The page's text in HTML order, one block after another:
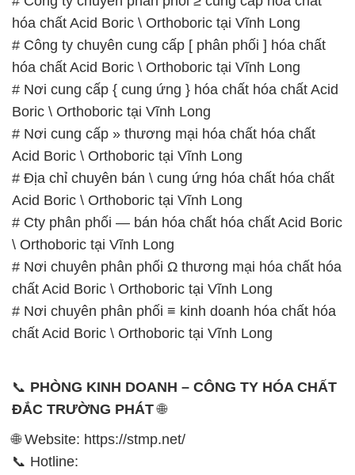
hóa chất Acid Boric \ Orthoboric tại Vĩnh Long
# Công ty chuyên cung cấp [ phân phối ] hóa chất
hóa chất Acid Boric \ Orthoboric tại Vĩnh Long
# Nơi cung cấp { cung ứng } hóa chất hóa chất Acid
Boric \ Orthoboric tại Vĩnh Long
# Nơi cung cấp » thương mại hóa chất hóa chất
Acid Boric \ Orthoboric tại Vĩnh Long
# Địa chỉ chuyên bán \ cung ứng hóa chất hóa chất
Acid Boric \ Orthoboric tại Vĩnh Long
# Cty phân phối — bán hóa chất hóa chất Acid Boric
\ Orthoboric tại Vĩnh Long
# Nơi chuyên phân phối Ω thương mại hóa chất hóa
chất Acid Boric \ Orthoboric tại Vĩnh Long
# Nơi chuyên phân phối ≡ kinh doanh hóa chất hóa
chất Acid Boric \ Orthoboric tại Vĩnh Long
📞 PHÒNG KINH DOANH – CÔNG TY HÓA CHẤT
ĐẮC TRƯỜNG PHÁT🌐
🌐 Website: https://stmp.net/
📞 Hotline: